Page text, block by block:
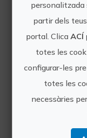
Excursió
descobrir la
Gaudeix un
acompanyat
més de guia
el relatiu al
personalitzada
partir dels
portal. Clica ACÍ
totes les
configurar-les
totes les
necessàries